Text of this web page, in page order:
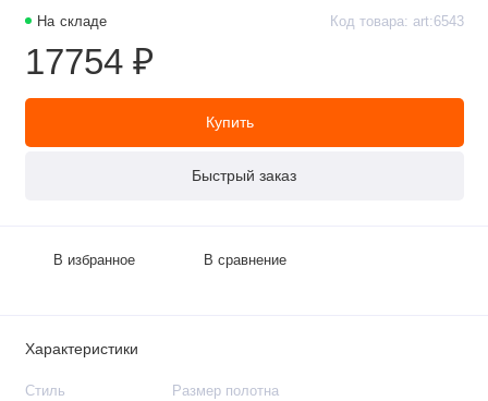
На складе Код товара: art:6543
17754 ₽
Купить
Быстрый заказ
В избранное В сравнение
Характеристики
Стиль Размер полотна